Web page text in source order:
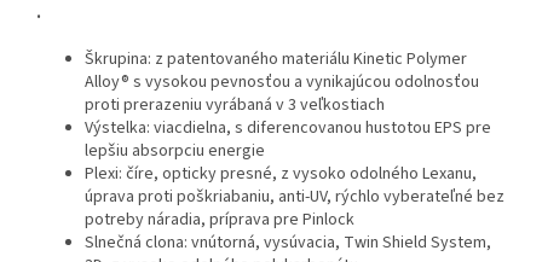
.
Škrupina: z patentovaného materiálu Kinetic Polymer
Alloy® s vysokou pevnosťou a vynikajúcou odolnosťou
proti prerazeniu vyrábaná v 3 veľkostiach
Výstelka: viacdielna, s diferencovanou hustotou EPS pre
lepšiu absorpciu energie
Plexi: číre, opticky presné, z vysoko odolného Lexanu,
úprava proti poškriabaniu, anti-UV, rýchlo vyberateľné bez
potreby náradia, príprava pre Pinlock
Slnečná clona: vnútorná, vysúvacia, Twin Shield System,